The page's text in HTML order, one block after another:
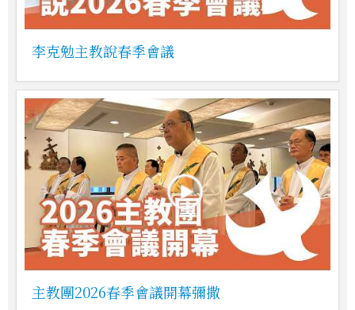
李克勉主教說春季會議
主教團2026春季會議開幕彌撒